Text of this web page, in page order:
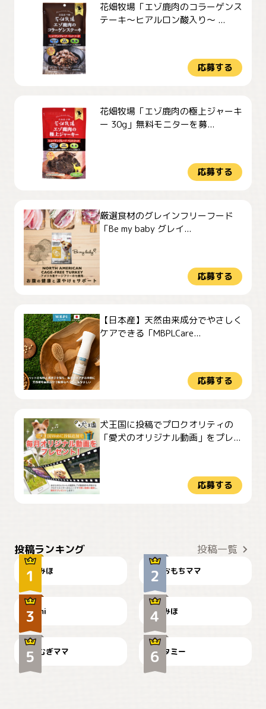
花畑牧場「エゾ鹿肉のコラーゲンス
テーキ～ヒアルロン酸入り～ ...
応募する
花畑牧場「エゾ鹿肉の極上ジャーキ
ー 30g」無料モニターを募...
応募する
厳選食材のグレインフリーフード
「Be my baby グレイ...
応募する
【日本産】天然由来成分でやさしく
ケアできる「MBPLCare...
応募する
犬王国に投稿でプロクオリティの
「愛犬のオリジナル動画」をプレ...
応募する
投稿ランキング 投稿一覧
みほ おもちママ
可愛い？
mi
見てるぞぉ
みほ
🌻とむぎ！
むぎママ
ドーベルマンのお友達邸に
て
タミー